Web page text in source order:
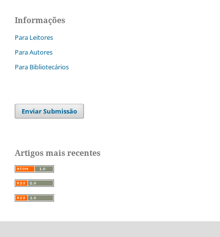
Informações
Para Leitores
Para Autores
Para Bibliotecários
Enviar Submissão
Artigos mais recentes